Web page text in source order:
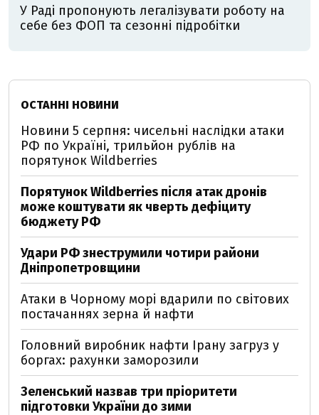
У Раді пропонують легалізувати роботу на
себе без ФОП та сезонні підробітки
ОСТАННІ НОВИНИ
Новини 5 серпня: чисельні наслідки атаки
РФ по Україні, трильйон рублів на
порятунок Wildberries
Порятунок Wildberries після атак дронів
може коштувати як чверть дефіциту
бюджету РФ
Удари РФ знеструмили чотири райони
Дніпропетровщини
Атаки в Чорному морі вдарили по світових
постачаннях зерна й нафти
Головний виробник нафти Ірану загруз у
боргах: рахунки заморозили
Зеленський назвав три пріоритети
підготовки України до зими